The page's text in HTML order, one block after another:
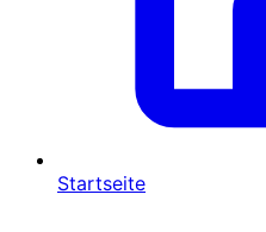
Startseite